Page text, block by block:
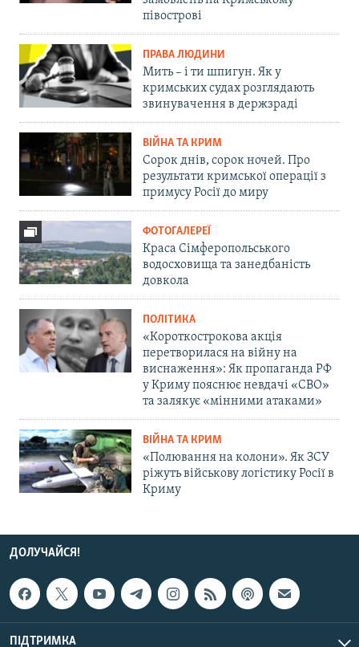
півострові
ПРАВА ЛЮДИНИ
Мить – і ти шпигун. Як у
кримських судах розглядають
звинувачення в держзраді
ВІЙНА ТА КРИМ
Сорок днів, сорок ночей. Про
результати кримської операції з
примусу Росії до миру
ФОТОГАЛЕРЕЇ
Краса Сімферопольського
водосховища та занедбаність
довкола
ПОЛІТИКА
«Короткострокова акція
перетворилася на війну на
виснаження»: Як пропаганда РФ
у Криму пояснює невдачі «СВО»
та залякує «мінними атаками»
ВІЙНА ТА КРИМ
«Полювання на колони». Як ЗСУ
ріжуть військову логістику Росії в
Криму
ДОЛУЧАЙСЯ!
ПІДТРИМКА